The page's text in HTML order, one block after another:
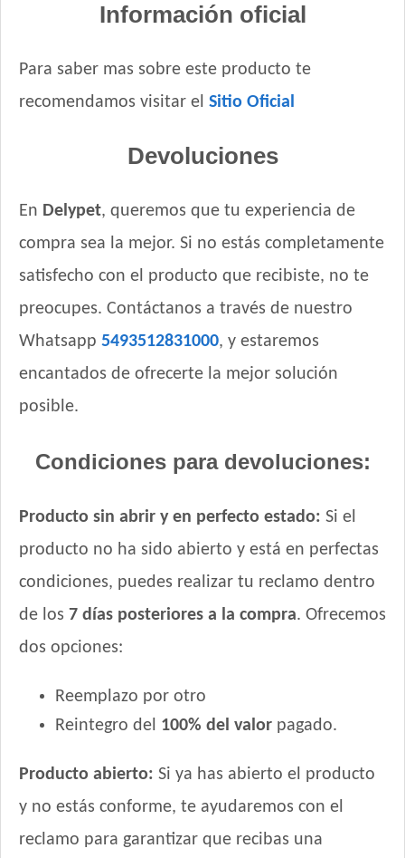
Información oficial
Para saber mas sobre este producto te
recomendamos visitar el Sitio Oficial
Devoluciones
En Delypet, queremos que tu experiencia de
compra sea la mejor. Si no estás completamente
satisfecho con el producto que recibiste, no te
preocupes. Contáctanos a través de nuestro
Whatsapp 5493512831000, y estaremos
encantados de ofrecerte la mejor solución
posible.
Condiciones para devoluciones:
Producto sin abrir y en perfecto estado: Si el
producto no ha sido abierto y está en perfectas
condiciones, puedes realizar tu reclamo dentro
de los 7 días posteriores a la compra. Ofrecemos
dos opciones:
Reemplazo por otro
Reintegro del 100% del valor pagado.
Producto abierto: Si ya has abierto el producto
y no estás conforme, te ayudaremos con el
reclamo para garantizar que recibas una